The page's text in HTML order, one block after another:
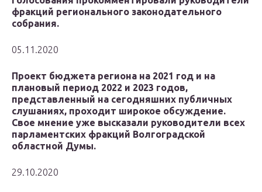
фракций регионального законодательного
собрания.
05.11.2020
Проект бюджета региона на 2021 год и на
плановый период 2022 и 2023 годов,
представленный на сегодняшних публичных
слушаниях, проходит широкое обсуждение.
Свое мнение уже высказали руководители всех
парламентских фракций Волгоградской
областной Думы.
29.10.2020